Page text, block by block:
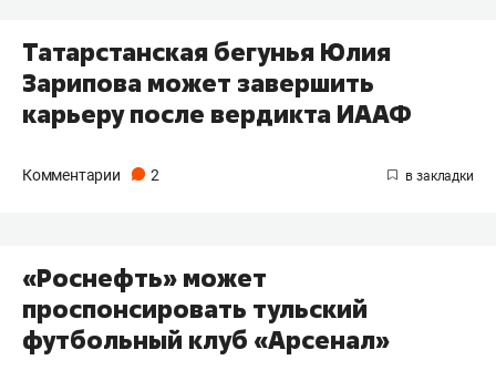
Татарстанская бегунья Юлия
Зарипова может завершить
карьеру после вердикта ИААФ
Комментарии 2
«Роснефть» может
проспонсировать тульский
футбольный клуб «Арсенал»